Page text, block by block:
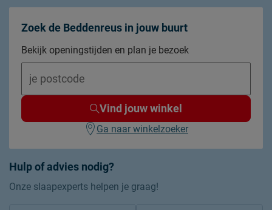
Hulp of advies nodig?
Onze slaapexperts helpen je graag!
Zoek de Beddenreus in jouw buurt
Bekijk openingstijden en plan je bezoek
Vind jouw winkel
Ga naar winkelzoeker